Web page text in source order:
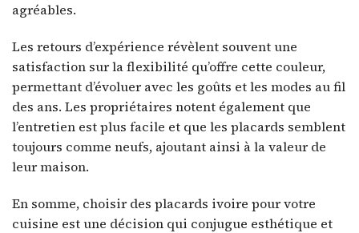
agréables.
Les retours d’expérience révèlent souvent une
satisfaction sur la flexibilité qu’offre cette couleur,
permettant d’évoluer avec les goûts et les modes au fil
des ans. Les propriétaires notent également que
l’entretien est plus facile et que les placards semblent
toujours comme neufs, ajoutant ainsi à la valeur de
leur maison.
En somme, choisir des placards ivoire pour votre
cuisine est une décision qui conjugue esthétique et